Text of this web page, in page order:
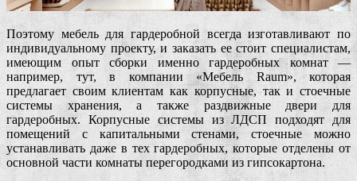
Поэтому мебель для гардеробной всегда изготавливают по
индивидуальному проекту, и заказать ее стоит специалистам,
имеющим опыт сборки именно гардеробных комнат —
например, тут, в компании «Мебель Raum», которая
предлагает своим клиентам как корпусные, так и стоечные
системы хранения, а также раздвижные двери для
гардеробных. Корпусные системы из ЛДСП подходят для
помещений с капитальными стенами, стоечные можно
устанавливать даже в тех гардеробных, которые отделены от
основной части комнаты перегородками из гипсокартона.